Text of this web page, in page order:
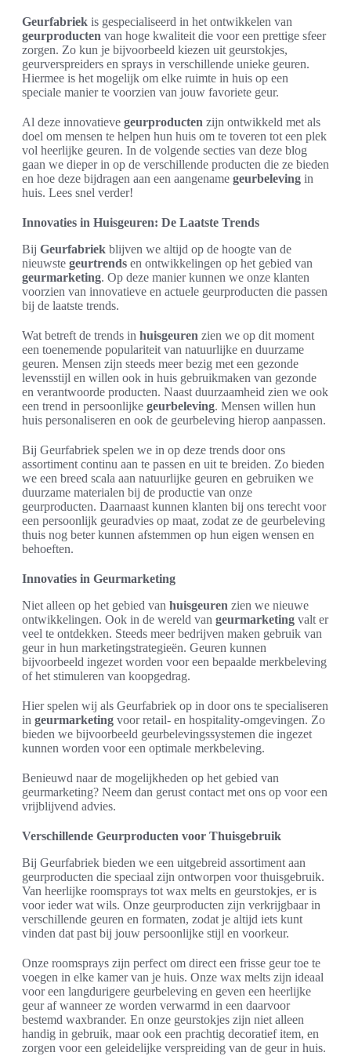
Geurfabriek is gespecialiseerd in het ontwikkelen van
geurproducten van hoge kwaliteit die voor een prettige sfeer
zorgen. Zo kun je bijvoorbeeld kiezen uit geurstokjes,
geurverspreiders en sprays in verschillende unieke geuren.
Hiermee is het mogelijk om elke ruimte in huis op een
speciale manier te voorzien van jouw favoriete geur.
Al deze innovatieve geurproducten zijn ontwikkeld met als
doel om mensen te helpen hun huis om te toveren tot een plek
vol heerlijke geuren. In de volgende secties van deze blog
gaan we dieper in op de verschillende producten die ze bieden
en hoe deze bijdragen aan een aangename geurbeleving in
huis. Lees snel verder!
Innovaties in Huisgeuren: De Laatste Trends
Bij Geurfabriek blijven we altijd op de hoogte van de
nieuwste geurtrends en ontwikkelingen op het gebied van
geurmarketing. Op deze manier kunnen we onze klanten
voorzien van innovatieve en actuele geurproducten die passen
bij de laatste trends.
Wat betreft de trends in huisgeuren zien we op dit moment
een toenemende populariteit van natuurlijke en duurzame
geuren. Mensen zijn steeds meer bezig met een gezonde
levensstijl en willen ook in huis gebruikmaken van gezonde
en verantwoorde producten. Naast duurzaamheid zien we ook
een trend in persoonlijke geurbeleving. Mensen willen hun
huis personaliseren en ook de geurbeleving hierop aanpassen.
Bij Geurfabriek spelen we in op deze trends door ons
assortiment continu aan te passen en uit te breiden. Zo bieden
we een breed scala aan natuurlijke geuren en gebruiken we
duurzame materialen bij de productie van onze
geurproducten. Daarnaast kunnen klanten bij ons terecht voor
een persoonlijk geuradvies op maat, zodat ze de geurbeleving
thuis nog beter kunnen afstemmen op hun eigen wensen en
behoeften.
Innovaties in Geurmarketing
Niet alleen op het gebied van huisgeuren zien we nieuwe
ontwikkelingen. Ook in de wereld van geurmarketing valt er
veel te ontdekken. Steeds meer bedrijven maken gebruik van
geur in hun marketingstrategieën. Geuren kunnen
bijvoorbeeld ingezet worden voor een bepaalde merkbeleving
of het stimuleren van koopgedrag.
Hier spelen wij als Geurfabriek op in door ons te specialiseren
in geurmarketing voor retail- en hospitality-omgevingen. Zo
bieden we bijvoorbeeld geurbelevingssystemen die ingezet
kunnen worden voor een optimale merkbeleving.
Benieuwd naar de mogelijkheden op het gebied van
geurmarketing? Neem dan gerust contact met ons op voor een
vrijblijvend advies.
Verschillende Geurproducten voor Thuisgebruik
Bij Geurfabriek bieden we een uitgebreid assortiment aan
geurproducten die speciaal zijn ontworpen voor thuisgebruik.
Van heerlijke roomsprays tot wax melts en geurstokjes, er is
voor ieder wat wils. Onze geurproducten zijn verkrijgbaar in
verschillende geuren en formaten, zodat je altijd iets kunt
vinden dat past bij jouw persoonlijke stijl en voorkeur.
Onze roomsprays zijn perfect om direct een frisse geur toe te
voegen in elke kamer van je huis. Onze wax melts zijn ideaal
voor een langdurigere geurbeleving en geven een heerlijke
geur af wanneer ze worden verwarmd in een daarvoor
bestemd waxbrander. En onze geurstokjes zijn niet alleen
handig in gebruik, maar ook een prachtig decoratief item, en
zorgen voor een geleidelijke verspreiding van de geur in huis.